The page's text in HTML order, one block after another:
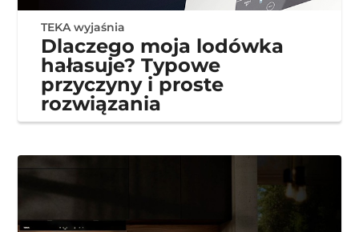
TEKA wyjaśnia
Dlaczego moja lodówka
hałasuje? Typowe
przyczyny i proste
rozwiązania